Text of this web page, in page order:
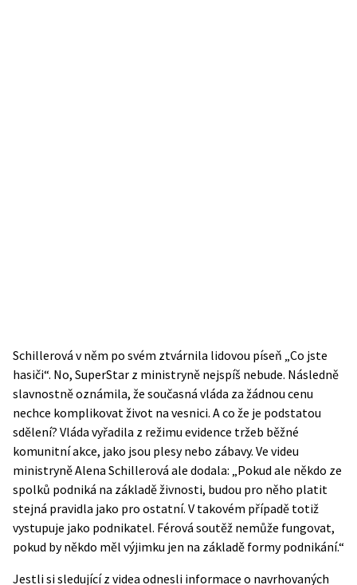
Schillerová v něm po svém ztvárnila lidovou píseň „Co jste
hasiči“. No, SuperStar z ministryně nejspíš nebude. Následně
slavnostně oznámila, že současná vláda za žádnou cenu
nechce komplikovat život na vesnici. A co že je podstatou
sdělení? Vláda vyřadila z režimu evidence tržeb běžné
komunitní akce, jako jsou plesy nebo zábavy. Ve videu
ministryně Alena Schillerová ale dodala: „Pokud ale někdo ze
spolků podniká na základě živnosti, budou pro něho platit
stejná pravidla jako pro ostatní. V takovém případě totiž
vystupuje jako podnikatel. Férová soutěž nemůže fungovat,
pokud by někdo měl výjimku jen na základě formy podnikání.“
Jestli si sledující z videa odnesli informace o navrhovaných